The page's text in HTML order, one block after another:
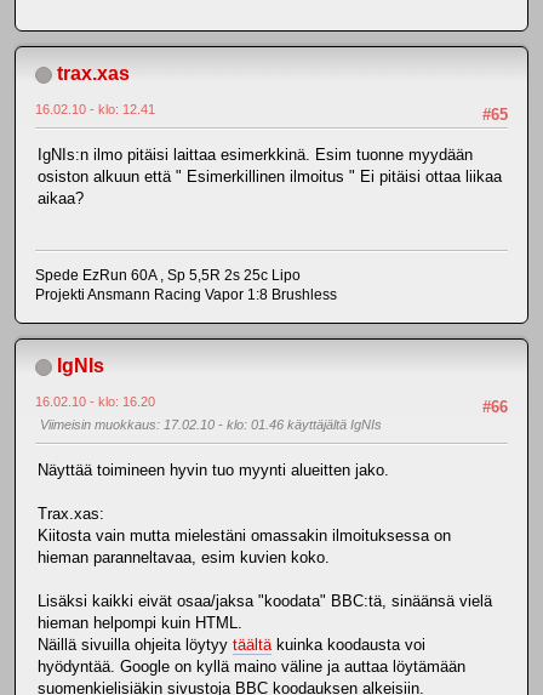
trax.xas
#65
16.02.10 - klo: 12.41
IgNIs:n ilmo pitäisi laittaa esimerkkinä. Esim tuonne myydään
osiston alkuun että " Esimerkillinen ilmoitus " Ei pitäisi ottaa liikaa
aikaa?
Spede EzRun 60A , Sp 5,5R 2s 25c Lipo
Projekti Ansmann Racing Vapor 1:8 Brushless
IgNIs
#66
16.02.10 - klo: 16.20
Viimeisin muokkaus: 17.02.10 - klo: 01.46 käyttäjältä IgNIs
Näyttää toimineen hyvin tuo myynti alueitten jako.
Trax.xas:
Kiitosta vain mutta mielestäni omassakin ilmoituksessa on
hieman paranneltavaa, esim kuvien koko.
Lisäksi kaikki eivät osaa/jaksa "koodata" BBC:tä, sinäänsä vielä
hieman helpompi kuin HTML.
Näillä sivuilla ohjeita löytyy täältäkuinka koodausta voi
hyödyntää. Google on kyllä maino väline ja auttaa löytämään
suomenkielisiäkin sivustoja BBC koodauksen alkeisiin.